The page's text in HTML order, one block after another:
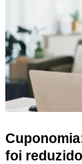
foi